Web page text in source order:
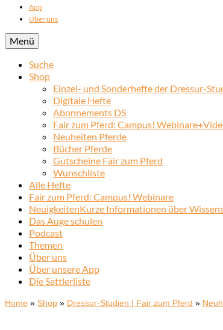
App
Über uns
Menü
Suche
Shop
Einzel- und Sonderhefte der Dressur-
Digitale Hefte
Abonnements DS
Fair zum Pferd: Campus!
Neuheiten Pferde
Bücher Pferde
Gutscheine Fair zum Pferd
Wunschliste
Alle Hefte
Fair zum Pferd: Campus! Webinare
NeuigkeitenKurze Informationen über
Das Auge schulen
Podcast
Themen
Über uns
Über unsere App
Die Sattlerliste
Home » Shop » Dressur-Studien | Fair zum Pferd »